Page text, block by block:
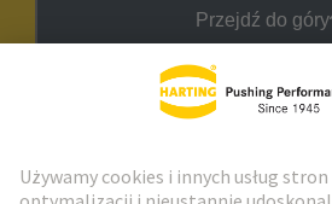
Przejdź do góry